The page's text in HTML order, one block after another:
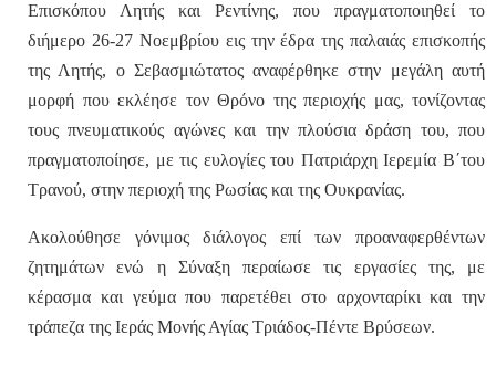
Επισκόπου Λητής και Ρεντίνης, που πραγματοποιηθεί το
διήμερο 26-27 Νοεμβρίου εις την έδρα της παλαιάς επισκοπής
της Λητής, ο Σεβασμιώτατος αναφέρθηκε στην μεγάλη αυτή
μορφή που εκλέησε τον Θρόνο της περιοχής μας, τονίζοντας
τους πνευματικούς αγώνες και την πλούσια δράση του, που
πραγματοποίησε, με τις ευλογίες του Πατριάρχη Ιερεμία Β΄του
Τρανού, στην περιοχή της Ρωσίας και της Ουκρανίας.
Ακολούθησε γόνιμος διάλογος επί των προαναφερθέντων
ζητημάτων ενώ η Σύναξη περαίωσε τις εργασίες της, με
κέρασμα και γεύμα που παρετέθει στο αρχονταρίκι και την
τράπεζα της Ιεράς Μονής Αγίας Τριάδος-Πέντε Βρύσεων.